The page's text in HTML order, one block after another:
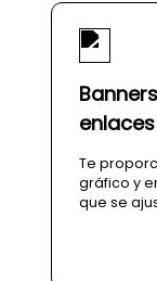
Te
gráfico y
que se